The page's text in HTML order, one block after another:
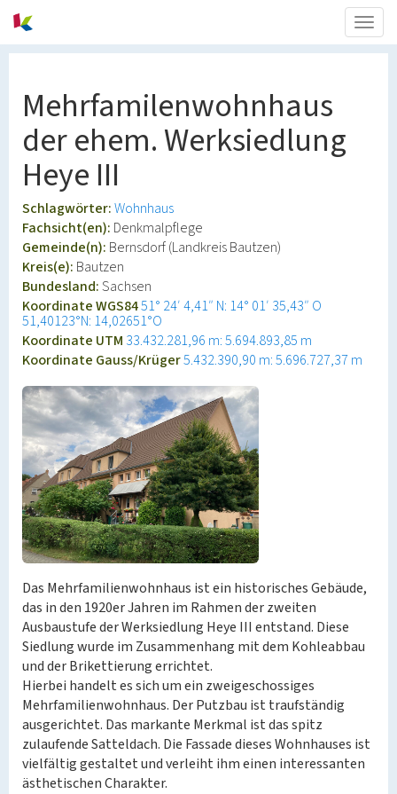
Mehrfamilenwohnhaus
der ehem. Werksiedlung
Heye III
Schlagwörter:Wohnhaus
Fachsicht(en): Denkmalpflege
Gemeinde(n): Bernsdorf (Landkreis Bautzen)
Kreis(e): Bautzen
Bundesland:Sachsen
Koordinate WGS8451° 24′ 4,41″ N: 14° 01′ 35,43″ O
51,40123°N: 14,02651°O
Koordinate UTM 33.432.281,96 m: 5.694.893,85 m
Koordinate Gauss/Krüger5.432.390,90 m: 5.696.727,37 m
Das Mehrfamilienwohnhaus ist ein historisches Gebäude,
das in den 1920er Jahren im Rahmen der zweiten
Ausbaustufe der Werksiedlung Heye III entstand. Diese
Siedlung wurde im Zusammenhang mit dem Kohleabbau
und der Brikettierung errichtet.
Hierbei handelt es sich um ein zweigeschossiges
Mehrfamilienwohnhaus. Der Putzbau ist traufständig
ausgerichtet. Das markante Merkmal ist das spitz
zulaufende Satteldach. Die Fassade dieses Wohnhauses ist
vielfältig gestaltet und verleiht ihm einen interessanten
ästhetischen Charakter.